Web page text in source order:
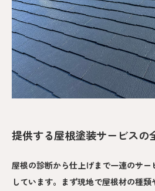
提供する屋根塗装サービスの
屋根の診断から仕上げまで一連のサ
しています。まず現地で屋根材の種